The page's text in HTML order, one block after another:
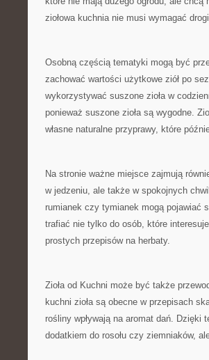
ziołowa kuchnia nie musi wymagać
Osobną częścią tematyki mogą być
zachować wartości użytkowe ziół po
wykorzystywać suszone zioła w
ponieważ suszone zioła są wygodne.
własne naturalne przyprawy, które
Na stronie ważne miejsce zajmują
w jedzeniu, ale także w spokojnych
rumianek czy tymianek mogą pojawiać
trafiać nie tylko do osób, które
prostych przepisów na herbaty.
Zioła od Kuchni może być także
kuchni zioła są obecne w przepisach
rośliny wpływają na aromat dań.
dodatkiem do rosołu czy ziemniaków,